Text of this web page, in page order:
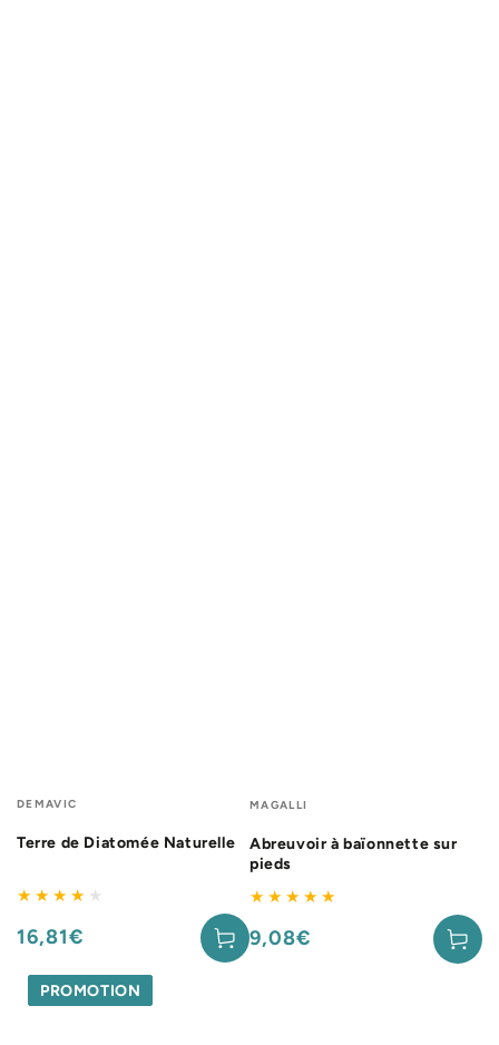
Fournisseur:
DEMAVIC
Terre de Diatomée Naturelle
Prix
16,81€
Fournisseur:
MAGALLI
Abreuvoir à baïonnette sur
pieds
Prix
9,08€
PROMOTION